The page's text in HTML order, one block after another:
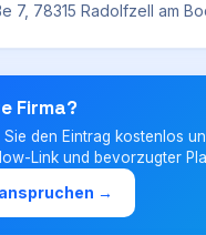
7, 78315 Radolfzell am
Firma?
Sie den Eintrag kostenlos
Link und bevorzugter
→